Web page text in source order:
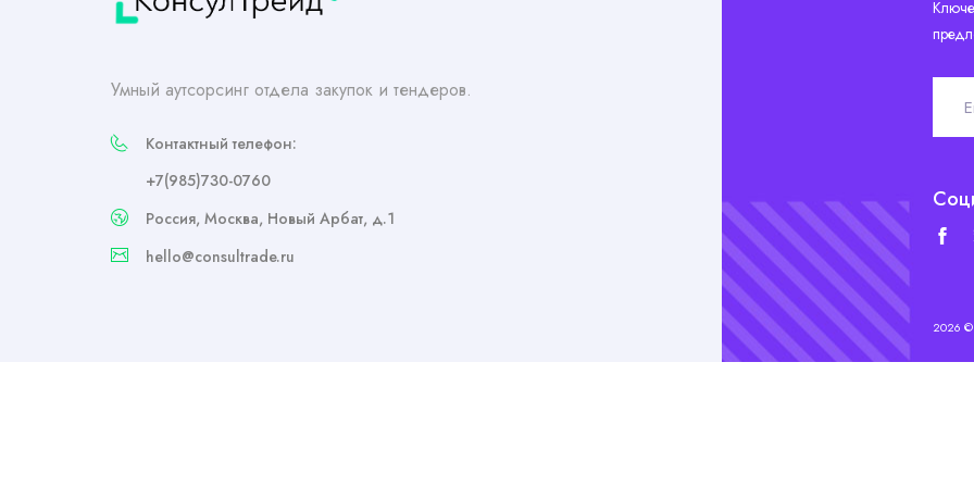
Умный аутсорсинг отдела закупок и тендеров.
Контактный телефон:
+7(985)730-0760
Россия, Москва, Новый Арбат, д.1
hello@consultrade.ru
2026 ©